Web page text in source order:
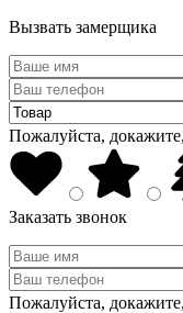
Вызвать замерщика
Пожалуйста,
Заказать звонок
Пожалуйста,